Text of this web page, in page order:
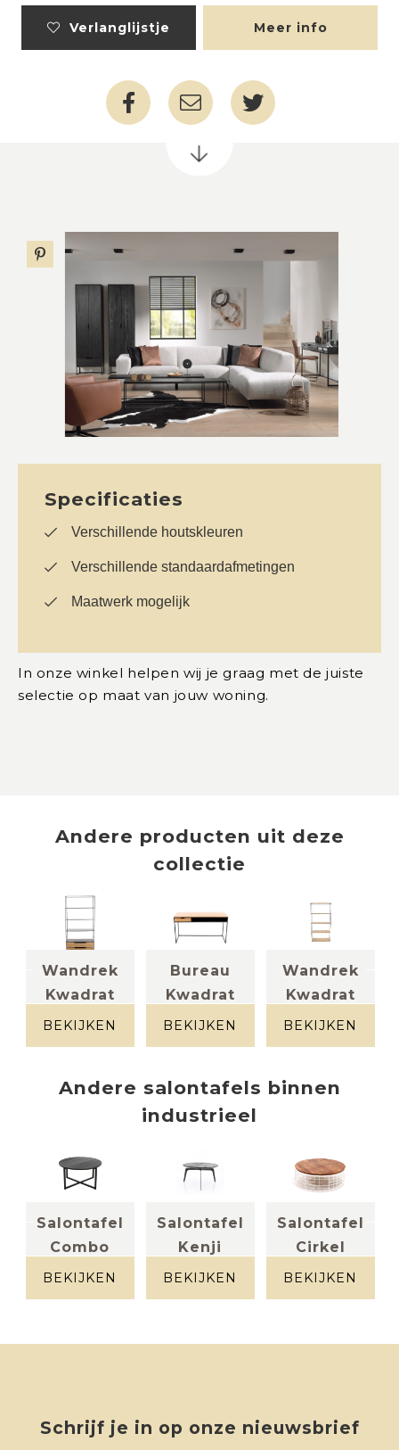
Verlanglijstje Meer info
Specificaties
Verschillende houtskleuren
Verschillende standaardafmetingen
Maatwerk mogelijk
In onze winkel helpen wij je graag met de juiste
selectie op maat van jouw woning.
Andere producten uit deze
collectie
Wandrek
Kwadrat
massief eik
BEKIJKEN
Bureau
Kwadrat
BEKIJKEN
Wandrek
Kwadrat
metaal
BEKIJKEN
Andere salontafels binnen
industrieel
Salontafel
Combo
zwart
BEKIJKEN
Salontafel
Kenji
metaal
BEKIJKEN
Salontafel
Cirkel
hout
BEKIJKEN
Schrijf je in op onze nieuwsbrief